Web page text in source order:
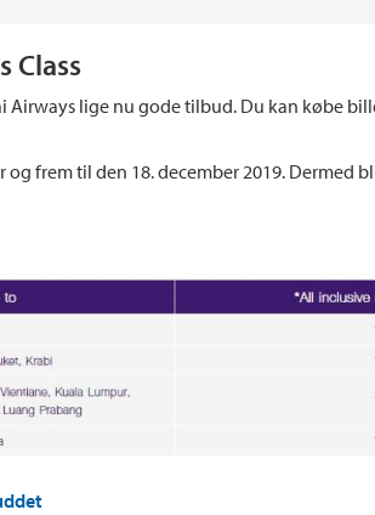
Class
Airways lige nu gode tilbud. Du kan købe
og frem til den 18. december 2019. Dermed